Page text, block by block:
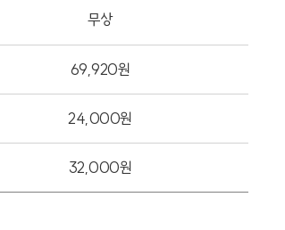
무상
69,920원
24,000원
32,000원